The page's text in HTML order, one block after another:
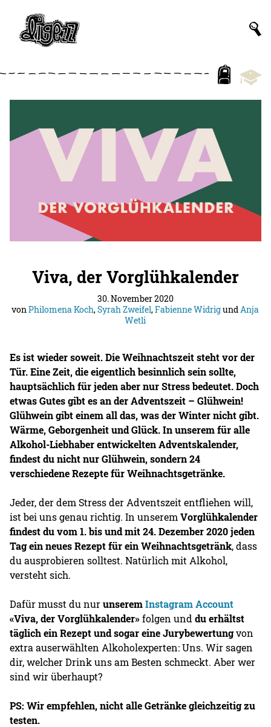
Viva, der Vorglühkalender
30. November 2020
vonPhilomena Koch,Syrah Zweifel,Fabienne WidrigundAnja
Wetli
Es ist wieder soweit. Die Weihnachtszeit steht vor der
Tür. Eine Zeit, die eigentlich besinnlich sein sollte,
hauptsächlich für jeden aber nur Stress bedeutet. Doch
etwas Gutes gibt es an der Adventszeit – Glühwein!
Glühwein gibt einem all das, was der Winter nicht gibt.
Wärme, Geborgenheit und Glück. In unserem für alle
Alkohol-Liebhaber entwickelten Adventskalender,
findest du nicht nur Glühwein, sondern 24
verschiedene Rezepte für Weihnachtsgetränke.
Jeder, der dem Stress der Adventszeit entfliehen will,
ist bei uns genau richtig. In unseremVorglühkalender
findest du vom 1. bis und mit 24. Dezember 2020 jeden
Tag ein neues Rezept für ein Weihnachtsgetränk, dass
du ausprobieren solltest. Natürlich mit Alkohol,
versteht sich.
Dafür musst du nurunseremInstagram Account
«Viva, der Vorglühkalender»folgen unddu erhältst
täglich ein Rezept und sogar eine Jurybewertungvon
extra auserwählten Alkoholexperten: Uns. Wir sagen
dir, welcher Drink uns am Besten schmeckt. Aber wer
sind wir überhaupt?
PS: Wir empfehlen, nicht alle Getränke gleichzeitig zu
testen.